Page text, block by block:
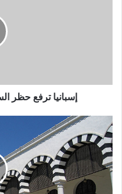
إسبانيا ترفع حظر